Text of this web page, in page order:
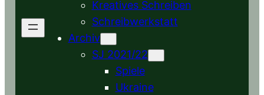
Kreatives Schreiben
Schreibwerkstatt
Archiv
SJ 2021/22
Spiele
Ukraine